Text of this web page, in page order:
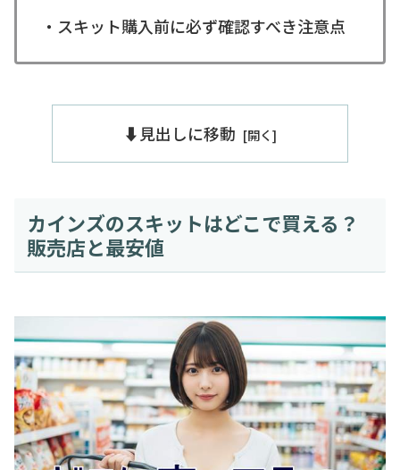
・スキット購入前に必ず確認すべき注意点
⬇️見出しに移動
カインズのスキットはどこで買える？
販売店と最安値